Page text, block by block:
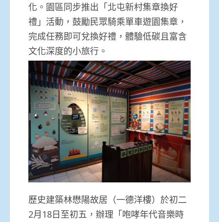
化。園區同步推出「北屯新村集章換好
禮」 活動，鼓勵民眾騎乘單車遊園集章，
完成任務即可兌換好禮， 體驗低碳且富含
文化深度的小旅行。
歷史建築林懋陽故居（一德洋樓）於初二
2月18日至初五，辦理「咆哮年代音樂時